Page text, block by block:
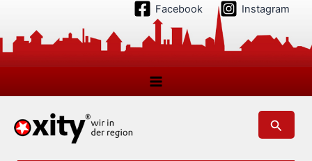
springen
Facebook Instagram
Suchen